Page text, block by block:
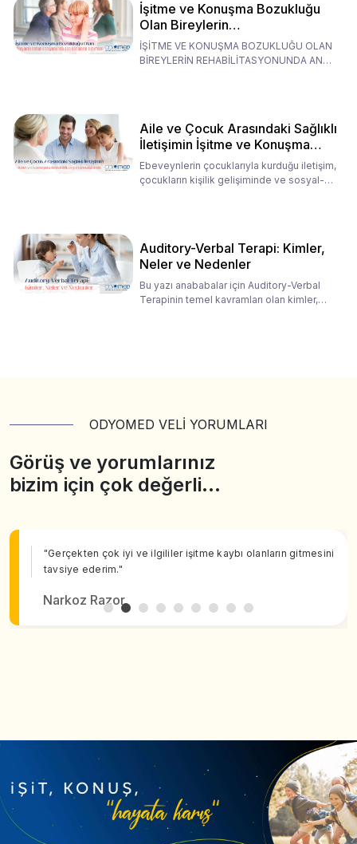
İşitme ve Konuşma Bozukluğu
Olan Bireylerin
Rehabilitasyonunda Ana
Babaların Tutumları
İŞİTME VE KONUŞMA BOZUKLUĞU OLAN
BİREYLERİN REHABİLİTASYONUNDA ANA
Aile ve Çocuk Arasındaki Sağlıklı
İletişimin İşitme ve Konuşma
Rehabilitasyonundaki Rolü
Ebeveynlerin çocuklarıyla kurduğu iletişim,
çocukların kişilik gelişiminde ve sosyal-
Auditory-Verbal Terapi: Kimler,
Neler ve Nedenler
Bu yazı anababalar için Auditory-Verbal
Terapinin temel kavramları olan kimler,
ODYOMED VELİ YORUMLARI
Görüş ve yorumlarınız
bizim için çok değerli…
"Gerçekten çok iyi ve ilgililer işitme kaybı olanların gitmesini
tavsiye ederim."
Narkoz Razor